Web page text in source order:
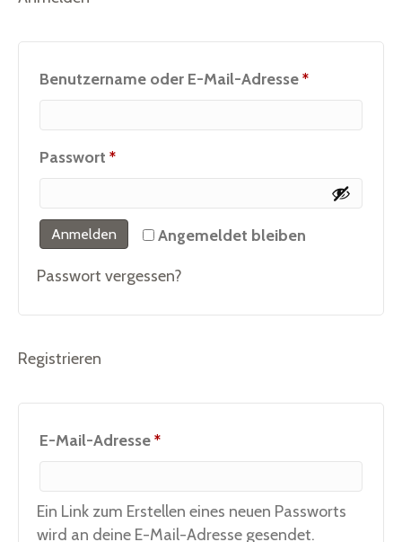
Benutzername oder E-Mail-Adresse*Erforderlich
Passwort *Erforderlich
Angemeldet bleiben
Anmelden
Passwort vergessen?
Registrieren
E-Mail-Adresse*Erforderlich
Ein Link zum Erstellen eines neuen Passworts
wird an deine E-Mail-Adresse gesendet.